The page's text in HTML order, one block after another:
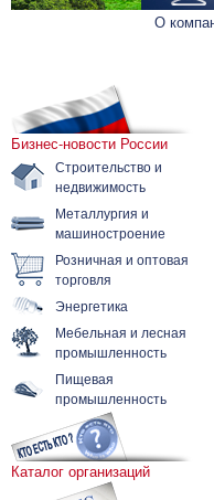
О
Бизнес-новости России
Строительство и
недвижимость
Металлургия и
машиностроение
Розничная и оптовая
торговля
Энергетика
Мебельная и лесная
промышленность
Пищевая
промышленность
Каталог организаций